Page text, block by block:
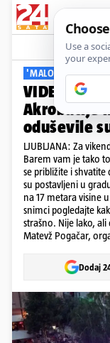
'MALO JE
VIDEO Leti,
Akrobacije
oduševile
LJUBLJANA: Za
Barem vam je tako
se približite i
su postavljeni u
na 17 metara visine
snimci pogledajte
strašno. Nije lako,
Matevž Pogačar,
Dodaj